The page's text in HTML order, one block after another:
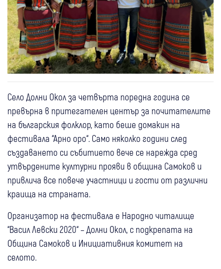
Село Долни Окол за четвърта поредна година се
превърна в притегателен център за почитателите
на българския фолклор, като беше домакин на
фестивала “Арно оро“. Само няколко години след
създаването си събитието вече се нарежда сред
утвърдените културни прояви в община Самоков и
привлича все повече участници и гости от различни
краища на страната.
Организатор на фестивала е Народно читалище
“Васил Левски 2020“ – Долни Окол, с подкрепата на
Община Самоков и Инициативния комитет на
селото.